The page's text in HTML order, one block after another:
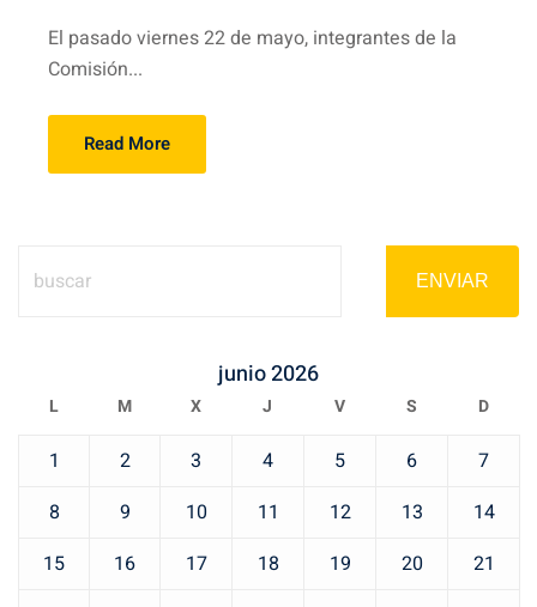
El pasado viernes 22 de mayo, integrantes de la
Comisión...
Read More
ENVIAR
junio 2026
L M X J V S D
1 2 3 4 5 6
7
8
9 10 11 12 13
14
15
16 17 18 19 20
21